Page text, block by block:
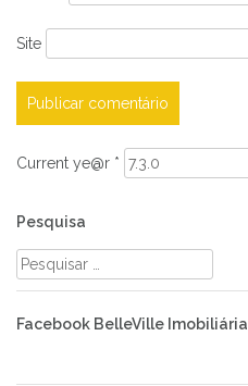
Site
Current ye@r *
Pesquisa
Pesquisar
por:
Facebook BelleVille Imobiliária